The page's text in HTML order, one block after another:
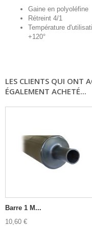
Gaine en polyoléfine
Rétreint 4/1
Température
+120°
LES CLIENTS QUI ONT
ÉGALEMENT ACHETÉ...
Barre 1 M...
10,60 €